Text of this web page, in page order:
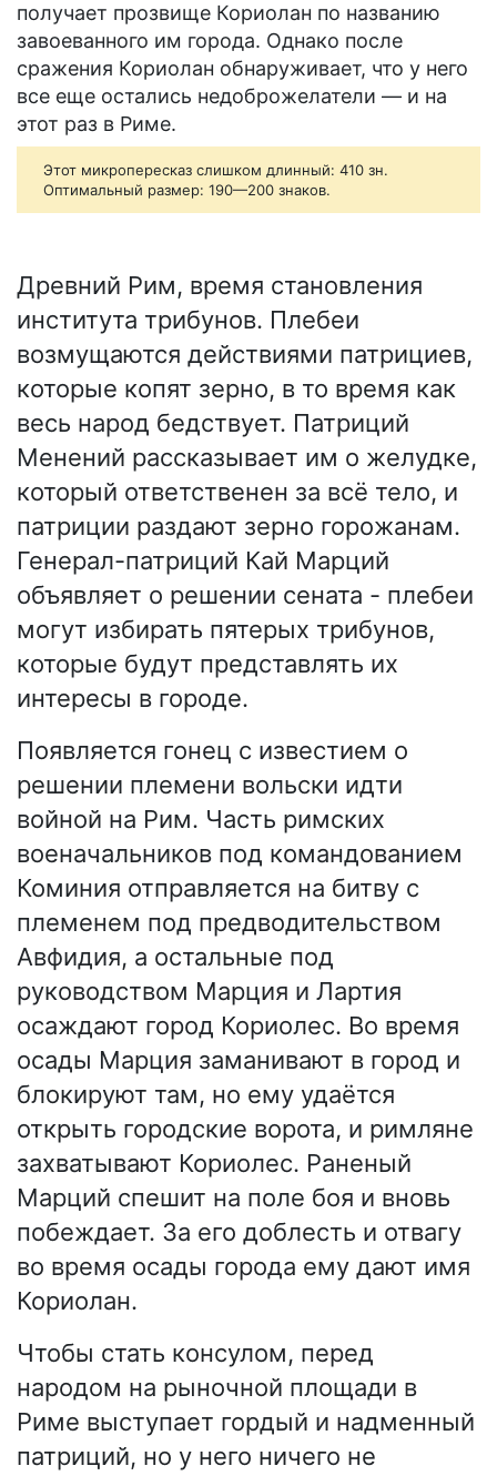
получает прозвище Кориолан по названию
завоеванного им города. Однако после
сражения Кориолан обнаруживает, что у него
все еще остались недоброжелатели — и на
этот раз в Риме.
Этот микропересказ слишком длинный: 410 зн.
Оптимальный размер: 190—200 знаков.
Древний Рим, время становления
института трибунов. Плебеи
возмущаются действиями патрициев,
которые копят зерно, в то время как
весь народ бедствует. Патриций
Менений рассказывает им о желудке,
который ответственен за всё тело, и
патриции раздают зерно горожанам.
Генерал-патриций Кай Марций
объявляет о решении сената - плебеи
могут избирать пятерых трибунов,
которые будут представлять их
интересы в городе.
Появляется гонец с известием о
решении племени вольски идти
войной на Рим. Часть римских
военачальников под командованием
Коминия отправляется на битву с
племенем под предводительством
Авфидия, а остальные под
руководством Марция и Лартия
осаждают город Кориолес. Во время
осады Марция заманивают в город и
блокируют там, но ему удаётся
открыть городские ворота, и римляне
захватывают Кориолес. Раненый
Марций спешит на поле боя и вновь
побеждает. За его доблесть и отвагу
во время осады города ему дают имя
Кориолан.
Чтобы стать консулом, перед
народом на рыночной площади в
Риме выступает гордый и надменный
патриций, но у него ничего не